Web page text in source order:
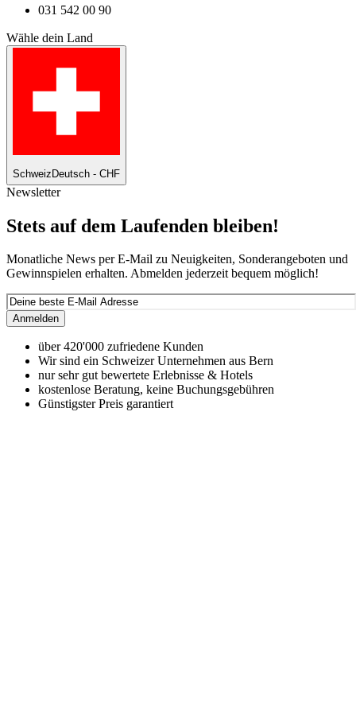
031 542 00 90
Wähle dein Land
SchweizDeutsch - CHF
Newsletter
Stets auf dem Laufenden bleiben!
Monatliche News per E-Mail zu Neuigkeiten, Sonderangeboten und
Gewinnspielen erhalten. Abmelden jederzeit bequem möglich!
Anmelden
über 420'000 zufriedene Kunden
Wir sind ein Schweizer Unternehmen aus Bern
nur sehr gut bewertete Erlebnisse & Hotels
kostenlose Beratung, keine Buchungsgebühren
Günstigster Preis garantiert